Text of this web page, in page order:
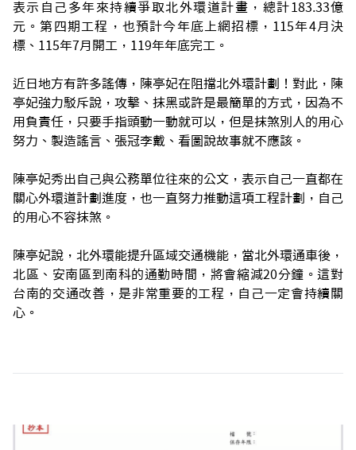
表示自己多年來持續爭取北外環道計畫，總計183.33億
元。第四期工程，也預計今年底上網招標，115年4月決
標、115年7月開工，119年年底完工。
近日地方有許多謠傳，陳亭妃在阻擋北外環計劃！對此，陳
亭妃強力駁斥說，攻擊、抹黑或許是最簡單的方式，因為不
用負責任，只要手指頭動一動就可以，但是抹煞別人的用心
努力、製造謠言、張冠李戴、看圖說故事就不應該。
陳亭妃秀出自己與公務單位往來的公文，表示自己一直都在
關心外環道計劃進度，也一直努力推動這項工程計劃，自己
的用心不容抹煞。
陳亭妃說，北外環能提升區域交通機能，當北外環通車後，
北區、安南區到南科的通勤時間，將會縮減20分鐘。這對
台南的交通改善，是非常重要的工程，自己一定會持續關
心。